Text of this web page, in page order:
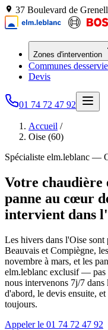
37 Boulevard de
Zones d'intervention
Communes
Devis
01 74 72 47 92
Accueil /
Oise (60)
Spécialiste elm.leblanc —
Votre chaudière
panne au cœur
intervient dans
Les hivers dans l'Oise
Beauvais et Compiègne,
novembre à mars, et les
elm.leblanc exclusif — pas
nous intervenons 7j/7
d'abord, le devis ensuite,
toujours.
Appeler le 01 74 72 47 92